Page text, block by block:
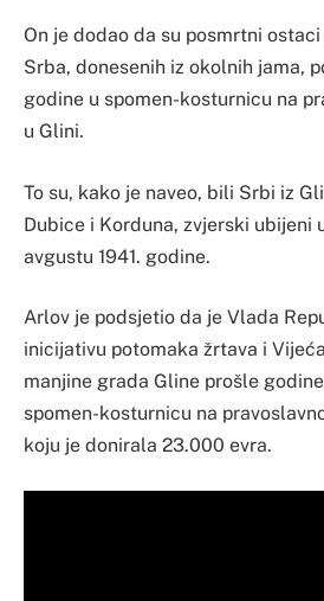
On je dodao da su posmrtni
Srba, donesenih iz okolnih jama,
godine u spomen-kosturnicu na
u Glini.
To su, kako je naveo, bili Srbi iz
Dubice i Korduna, zvjerski ubijeni
avgustu 1941. godine.
Arlov je podsjetio da je Vlada
inicijativu potomaka žrtava i
manjine grada Gline prošle
spomen-kosturnicu na
koju je donirala 23.000 evra.